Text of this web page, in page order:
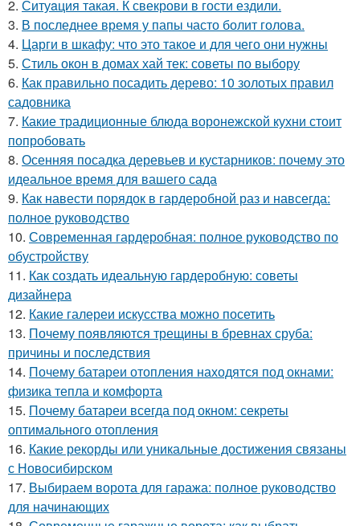
2. Ситуaция такая. К свекрови в гости ездили.
3. В последнее время у папы часто болит голова.
4. Царги в шкафу: что это такое и для чего они нужны
5. Стиль окон в домах хай тек: советы по выбору
6. Как правильно посадить дерево: 10 золотых правил
садовника
7. Какие традиционные блюда воронежской кухни стоит
попробовать
8. Осенняя посадка деревьев и кустарников: почему это
идеальное время для вашего сада
9. Как навести порядок в гардеробной раз и навсегда:
полное руководство
10. Современная гардеробная: полное руководство по
обустройству
11. Как создать идеальную гардеробную: советы
дизайнера
12. Какие галереи искусства можно посетить
13. Почему появляются трещины в бревнах сруба:
причины и последствия
14. Почему батареи отопления находятся под окнами:
физика тепла и комфорта
15. Почему батареи всегда под окном: секреты
оптимального отопления
16. Какие рекорды или уникальные достижения связаны
с Новосибирском
17. Выбираем ворота для гаража: полное руководство
для начинающих